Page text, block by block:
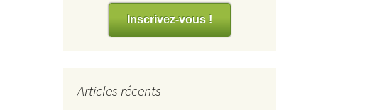
Inscrivez-vous !
Articles récents